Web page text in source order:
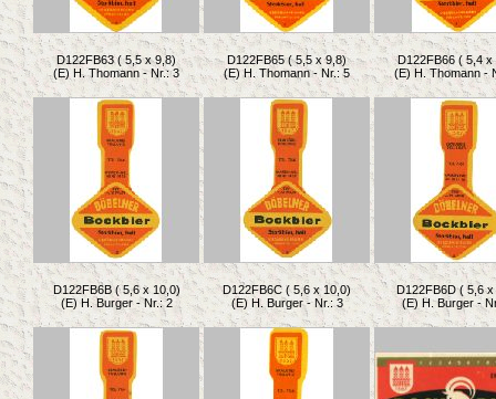
D122FB63 ( 5,5 x 9,8)
(E) H. Thomann - Nr.: 3
D122FB65 ( 5,5 x 9,8)
(E) H. Thomann - Nr.: 5
D122FB66 ( 5,4 x
(E) H. Thomann -
D122FB6B ( 5,6 x 10,0)
(E) H. Burger - Nr.: 2
D122FB6C ( 5,6 x 10,0)
(E) H. Burger - Nr.: 3
D122FB6D ( 5,6 x
(E) H. Burger -